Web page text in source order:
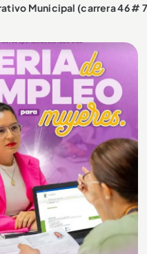
Municipal (carrera 46 #